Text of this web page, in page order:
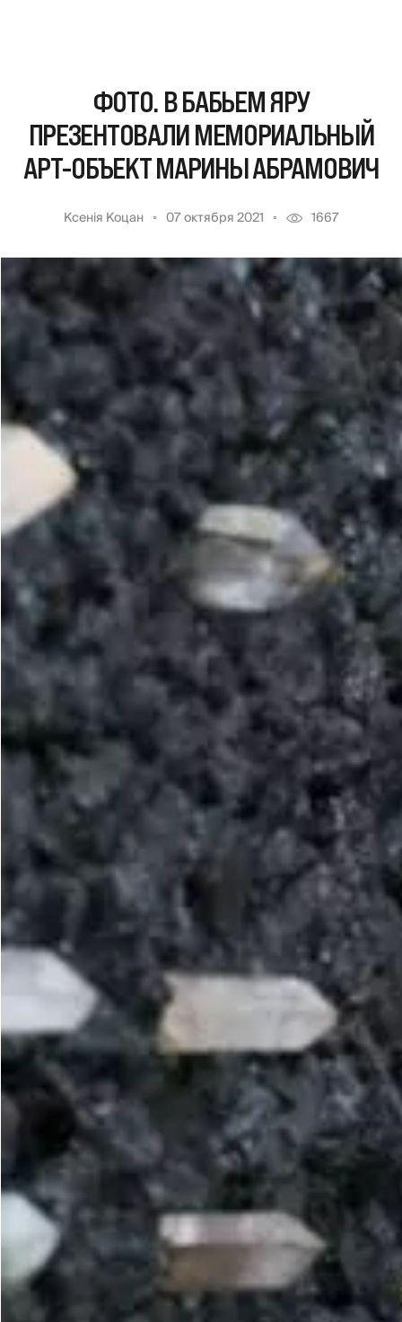
ФОТО. В БАБЬЕМ ЯРУ
ПРЕЗЕНТОВАЛИ МЕМОРИАЛЬНЫЙ
АРТ-ОБЪЕКТ МАРИНЫ АБРАМОВИЧ
Ксенія Коцан 07 октября 2021 1667